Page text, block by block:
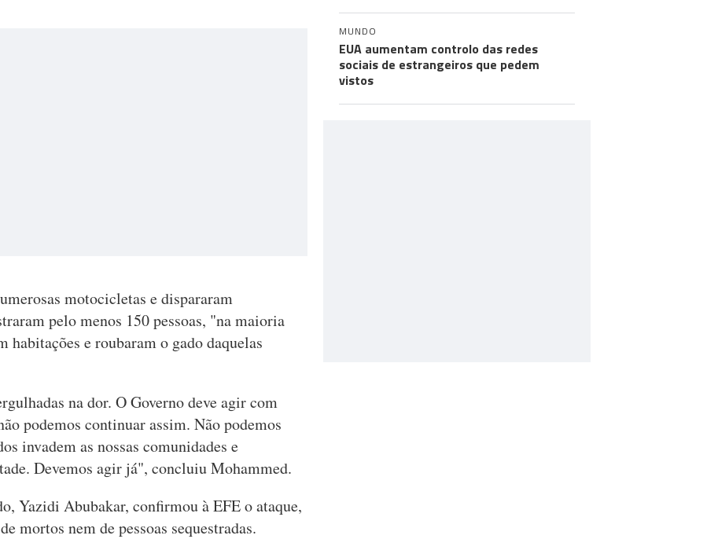
motocicletas e dispararam
pelo menos 150 pessoas, "na maioria
habitações e roubaram o gado daquelas
na dor. O Governo deve agir com
podemos continuar assim. Não podemos
invadem as nossas comunidades e
Devemos agir já", concluiu Mohammed.
Yazidi Abubakar, confirmou à EFE o ataque,
mortos nem de pessoas sequestradas.
MUNDO
EUA aumentam controlo das redes
sociais de estrangeiros que pedem
vistos